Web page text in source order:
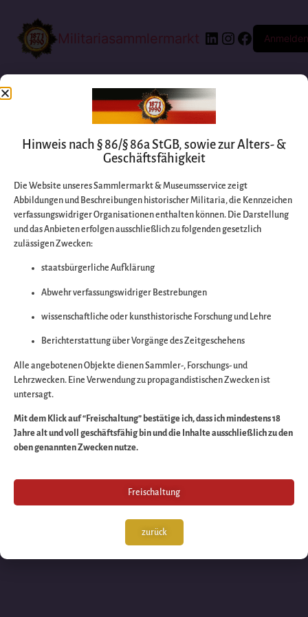
Militariasammlermarkt Anmelden
Entschuldigen Sie
bitte die
Wir arbeiten an
großartigen Sache
schauen Sie bald
wieder vorbei!
Hinweis nach § 86/§ 86a StGB, sowie zur Alters- &
Geschäftsfähigkeit
Die Website unseres Sammlermarkt & Museumsservice zeigt
Abbildungen und Beschreibungen historischer Militaria, die Kennzeichen
verfassungswidriger Organisationen enthalten können. Die Darstellung
und das Anbieten erfolgen ausschließlich zu folgenden gesetzlich
zulässigen Zwecken:
staatsbürgerliche Aufklärung
Abwehr verfassungswidriger Bestrebungen
wissenschaftliche oder kunsthistorische Forschung und Lehre
Berichterstattung über Vorgänge des Zeitgeschehens
Alle angebotenen Objekte dienen Sammler-, Forschungs- und
Lehrzwecken. Eine Verwendung zu propagandistischen Zwecken ist
untersagt.
Mit dem Klick auf “Freischaltung” bestätige ich, dass ich mindestens 18
Jahre alt und voll geschäftsfähig bin und die Inhalte ausschließlich zu den
oben genannten Zwecken nutze.
Freischaltung
zurück